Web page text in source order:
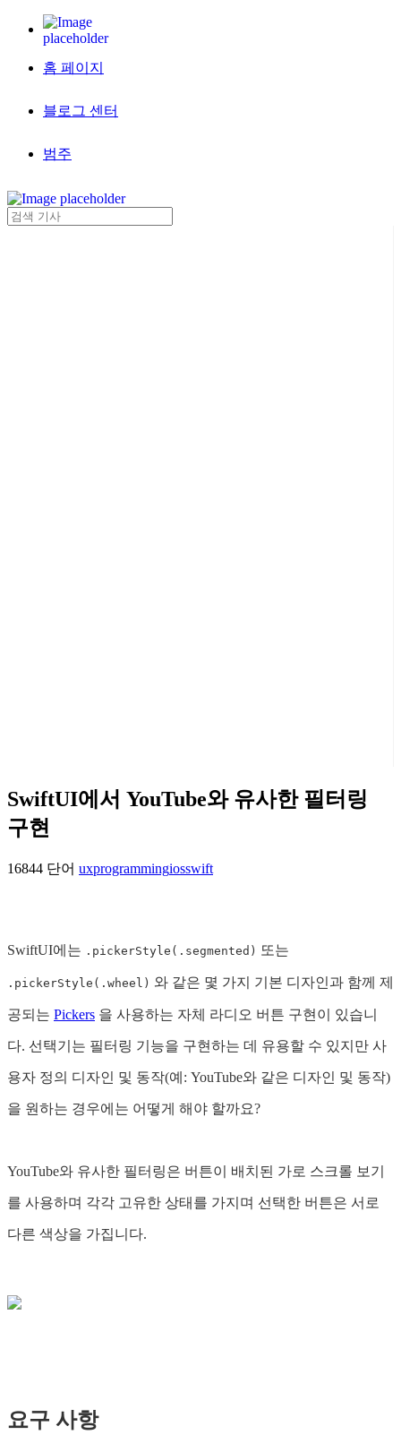
홈 페이지
블로그 센터
범주
SwiftUI에서 YouTube와 유사한 필터링
구현
16844 단어 uxprogrammingiosswift
SwiftUI에는 .pickerStyle(.segmented) 또는
.pickerStyle(.wheel) 와 같은 몇 가지 기본 디자인과 함께 제
공되는 Pickers 을 사용하는 자체 라디오 버튼 구현이 있습니
다. 선택기는 필터링 기능을 구현하는 데 유용할 수 있지만 사
용자 정의 디자인 및 동작(예: YouTube와 같은 디자인 및 동작)
을 원하는 경우에는 어떻게 해야 할까요?
YouTube와 유사한 필터링은 버튼이 배치된 가로 스크롤 보기
를 사용하며 각각 고유한 상태를 가지며 선택한 버튼은 서로
다른 색상을 가집니다.
요구 사항